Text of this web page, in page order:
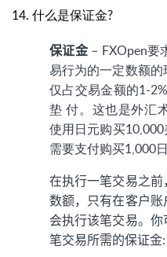
14. 什么是保证金?
保证金 – FXOpen要
易行为的一定数额
仅占交易金额的1-
垫 付。这也是外汇
使用日元购买
需要支付购买1,000
在执行一笔交易之
数额，只有在客户
会执行该笔交易。
笔交易所需的保证金: